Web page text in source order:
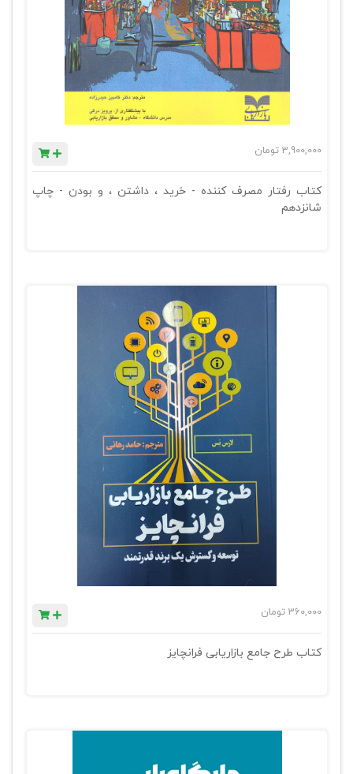
3,900,000 تومان
کتاب رفتار مصرف کننده - خرید ، داشتن ، و بودن - چاپ
شانزدهم
360,000 تومان
کتاب طرح جامع بازاریابی فرانچایز